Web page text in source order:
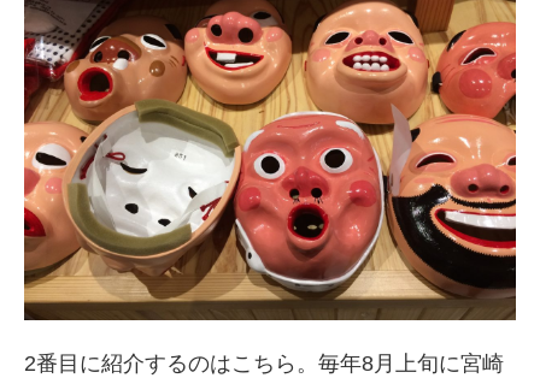
2番目に紹介するのはこちら。毎年8月上旬に宮崎